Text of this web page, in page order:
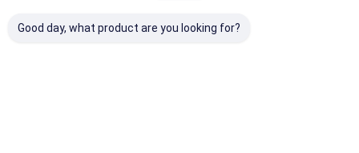
Good day, what product are you looking for?